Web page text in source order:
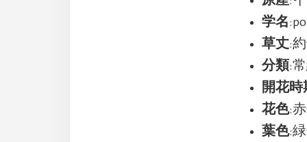
学名
草丈:
分類:
開花時
花色:
葉色: